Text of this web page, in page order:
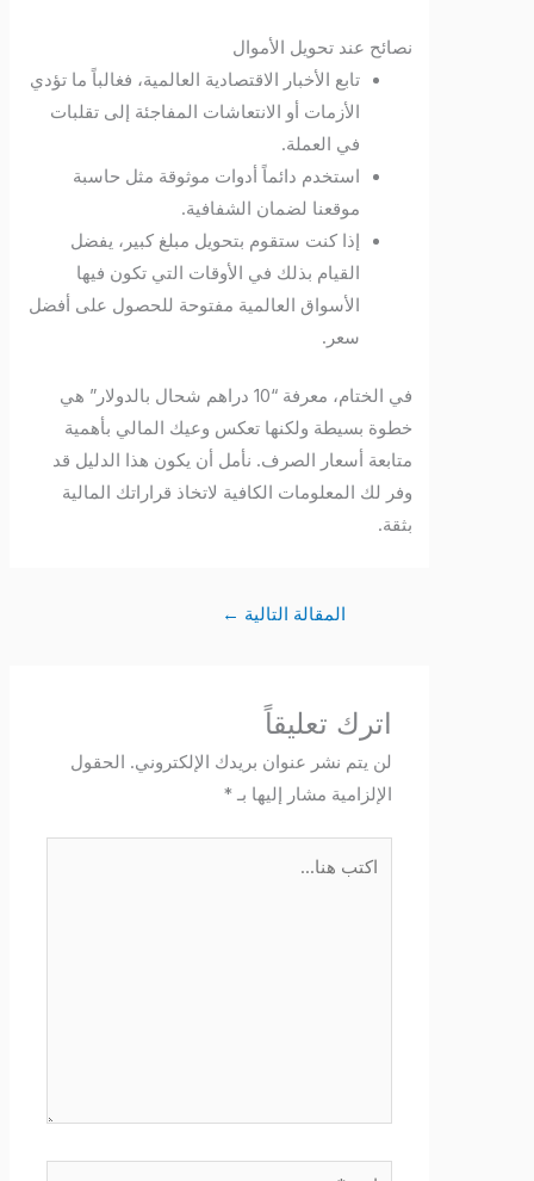
نصائح عند تحويل الأموال
تابع الأخبار الاقتصادية العالمية، فغالباً ما تؤدي
الأزمات أو الانتعاشات المفاجئة إلى تقلبات
في العملة.
استخدم دائماً أدوات موثوقة مثل حاسبة
موقعنا لضمان الشفافية.
إذا كنت ستقوم بتحويل مبلغ كبير، يفضل
القيام بذلك في الأوقات التي تكون فيها
الأسواق العالمية مفتوحة للحصول على أفضل
في الختام، معرفة “10 دراهم شحال بالدولار” هي
خطوة بسيطة ولكنها تعكس وعيك المالي بأهمية
متابعة أسعار الصرف. نأمل أن يكون هذا الدليل قد
وفر لك المعلومات الكافية لاتخاذ قراراتك المالية
المقالة التالية←
اترك تعليقاً
لن يتم نشر عنوان بريدك الإلكتروني. الحقول
الإلزامية مشار إليها بـ*